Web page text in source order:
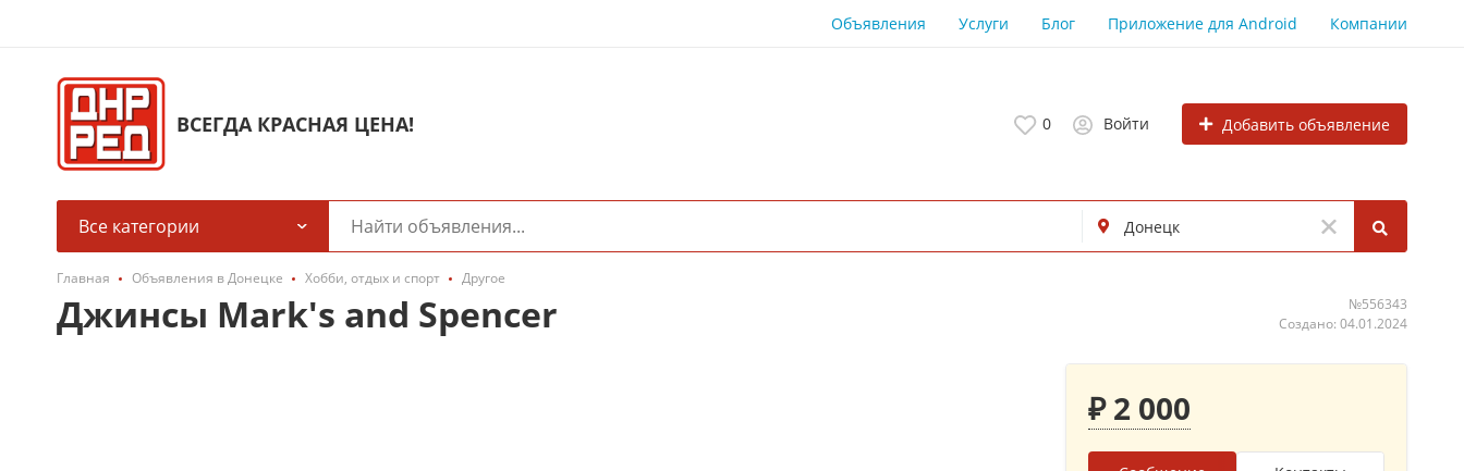
Объявления Услуги Блог Приложение для Android Компании
ВСЕГДА КРАСНАЯ ЦЕНА! 0 Войти Добавить объявление
Все категории
Главная Объявления в Донецке Хобби, отдых и спорт Другое
Джинсы Mark's and Spencer
№556343
Создано: 04.01.2024
₽ 2 000